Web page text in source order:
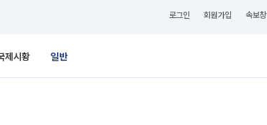
로그인 회원가입 속보창
제시황 일반